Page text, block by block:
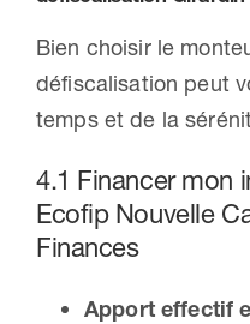
Bien choisir le
défiscalisation peut
temps et de la
4.1 Financer mon
Ecofip Nouvelle
Finances
Apport effectif